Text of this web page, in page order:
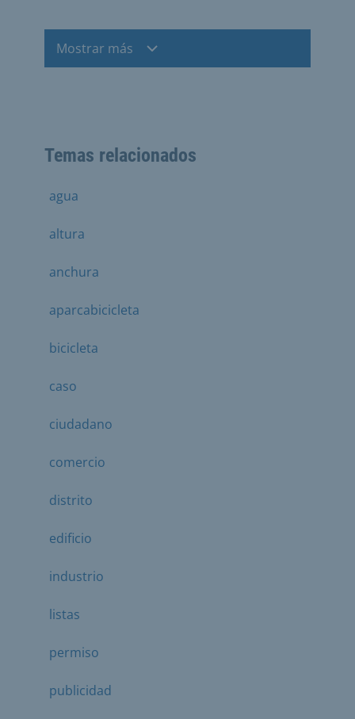
Mostrar más
Temas relacionados
agua
altura
anchura
aparcabicicleta
bicicleta
caso
ciudadano
comercio
distrito
edificio
industrio
listas
permiso
publicidad